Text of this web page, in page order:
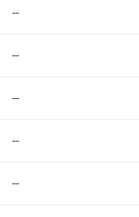
--
--
--
--
--